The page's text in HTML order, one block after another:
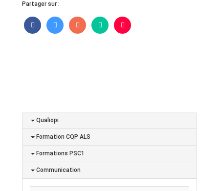
Partager sur :
Qualiopi
Formation CQP ALS
Formations PSC1
Communication